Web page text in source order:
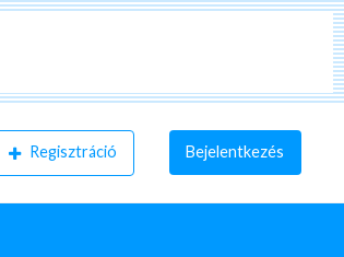
Regisztráció Bejelentkezés